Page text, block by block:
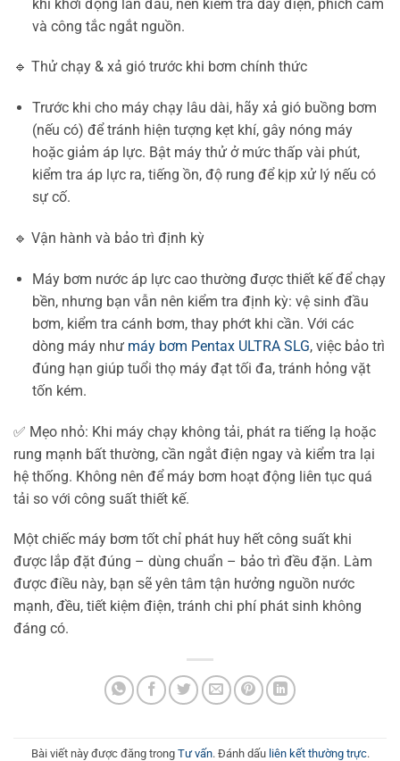
khi khởi động lần đầu, nên kiểm tra dây điện, phích cắm
và công tắc ngắt nguồn.
🔹 Thử chạy & xả gió trước khi bơm chính thức
Trước khi cho máy chạy lâu dài, hãy xả gió buồng bơm
(nếu có) để tránh hiện tượng kẹt khí, gây nóng máy
hoặc giảm áp lực. Bật máy thử ở mức thấp vài phút,
kiểm tra áp lực ra, tiếng ồn, độ rung để kịp xử lý nếu có
sự cố.
🔹 Vận hành và bảo trì định kỳ
Máy bơm nước áp lực cao thường được thiết kế để chạy
bền, nhưng bạn vẫn nên kiểm tra định kỳ: vệ sinh đầu
bơm, kiểm tra cánh bơm, thay phớt khi cần. Với các
dòng máy như máy bơm Pentax ULTRA SLG, việc bảo trì
đúng hạn giúp tuổi thọ máy đạt tối đa, tránh hỏng vặt
tốn kém.
✅ Mẹo nhỏ: Khi máy chạy không tải, phát ra tiếng lạ hoặc
rung mạnh bất thường, cần ngắt điện ngay và kiểm tra lại
hệ thống. Không nên để máy bơm hoạt động liên tục quá
tải so với công suất thiết kế.
Một chiếc máy bơm tốt chỉ phát huy hết công suất khi
được lắp đặt đúng – dùng chuẩn – bảo trì đều đặn. Làm
được điều này, bạn sẽ yên tâm tận hưởng nguồn nước
mạnh, đều, tiết kiệm điện, tránh chi phí phát sinh không
đáng có.
Bài viết này được đăng trong Tư vấn. Đánh dấu liên kết thường trực.